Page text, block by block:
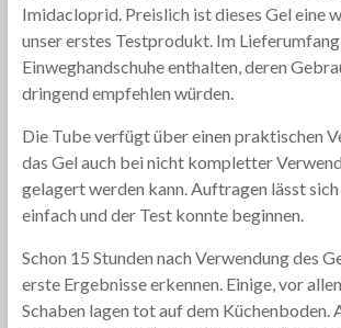
Imidacloprid. Preislich ist dieses Gel eine
unser erstes Testprodukt. Im
Einweghandschuhe enthalten, deren
dringend empfehlen würden.
Die Tube verfügt über einen praktischen
das Gel auch bei nicht kompletter
gelagert werden kann. Auftragen lässt sich
einfach und der Test konnte beginnen.
Schon 15 Stunden nach Verwendung des
erste Ergebnisse erkennen. Einige, vor
Schaben lagen tot auf dem Küchenboden.